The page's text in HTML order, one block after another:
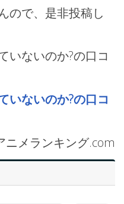
ので、是非投稿し
いないのか?の口コ
いないのか?の口コ
ニメランキング.com